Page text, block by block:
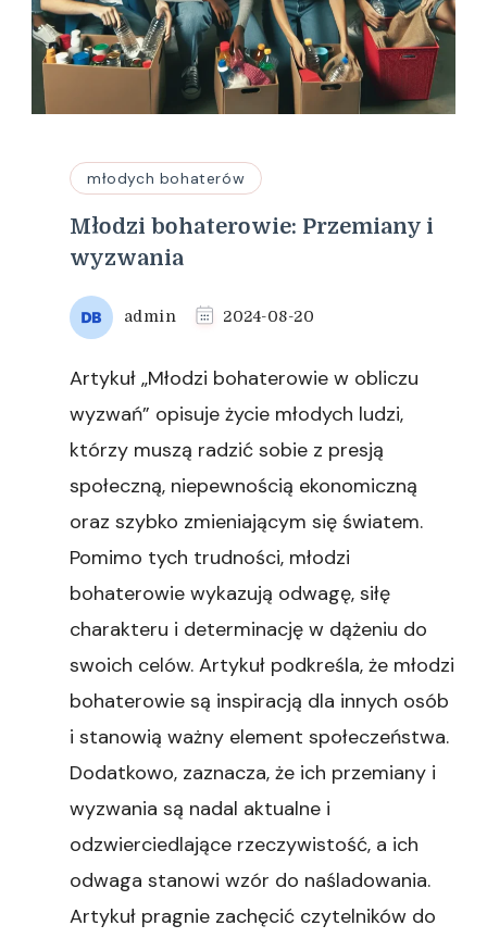
młodych bohaterów
Młodzi bohaterowie: Przemiany i
wyzwania
admin 2024-08-20
Artykuł „Młodzi bohaterowie w obliczu
wyzwań” opisuje życie młodych ludzi,
którzy muszą radzić sobie z presją
społeczną, niepewnością ekonomiczną
oraz szybko zmieniającym się światem.
Pomimo tych trudności, młodzi
bohaterowie wykazują odwagę, siłę
charakteru i determinację w dążeniu do
swoich celów. Artykuł podkreśla, że młodzi
bohaterowie są inspiracją dla innych osób
i stanowią ważny element społeczeństwa.
Dodatkowo, zaznacza, że ich przemiany i
wyzwania są nadal aktualne i
odzwierciedlające rzeczywistość, a ich
odwaga stanowi wzór do naśladowania.
Artykuł pragnie zachęcić czytelników do